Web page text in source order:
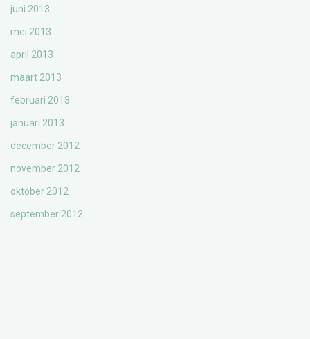
juni 2013
mei 2013
april 2013
maart 2013
februari 2013
januari 2013
december 2012
november 2012
oktober 2012
september 2012